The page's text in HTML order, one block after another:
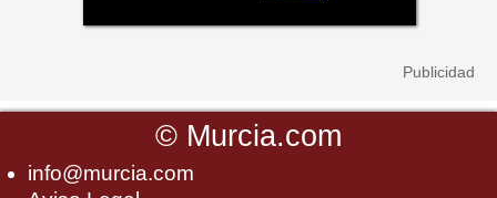
© Murcia.com
info@murcia.com